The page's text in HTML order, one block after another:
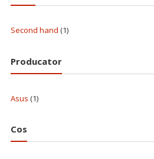
Second hand (1)
Producator
Asus (1)
Cos